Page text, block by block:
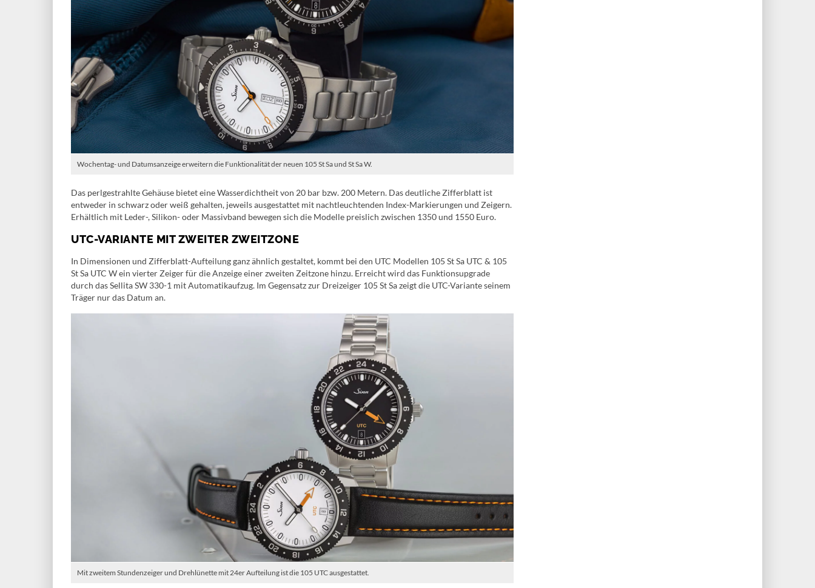
Wochentag- und Datumsanzeige erweitern die Funktionalität der neuen 105 St Sa und St Sa W.
Das perlgestrahlte Gehäuse bietet eine Wasserdichtheit von 20 bar bzw. 200 Metern. Das deutliche Zifferblatt ist
entweder in schwarz oder weiß gehalten, jeweils ausgestattet mit nachtleuchtenden Index-Markierungen und Zeigern.
Erhältlich mit Leder-, Silikon- oder Massivband bewegen sich die Modelle preislich zwischen 1350 und 1550 Euro.
UTC-VARIANTE MIT ZWEITER ZWEITZONE
In Dimensionen und Zifferblatt-Aufteilung ganz ähnlich gestaltet, kommt bei den UTC Modellen 105 St Sa UTC & 105
St Sa UTC W ein vierter Zeiger für die Anzeige einer zweiten Zeitzone hinzu. Erreicht wird das Funktionsupgrade
durch das Sellita SW 330-1 mit Automatikaufzug. Im Gegensatz zur Dreizeiger 105 St Sa zeigt die UTC-Variante seinem
Träger nur das Datum an.
Mit zweitem Stundenzeiger und Drehlünette mit 24er Aufteilung ist die 105 UTC ausgestattet.